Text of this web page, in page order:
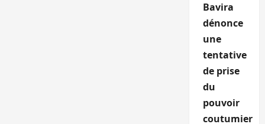
Bavira
dénonce
une
tentative
de prise
du
pouvoir
coutumier